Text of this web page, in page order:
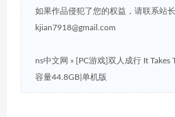
如果作品侵犯了您的权益，请联系站
kjian7918@gmail.com
ns中文网 » [PC游戏]双人成行 It
容量44.8GB|单机版